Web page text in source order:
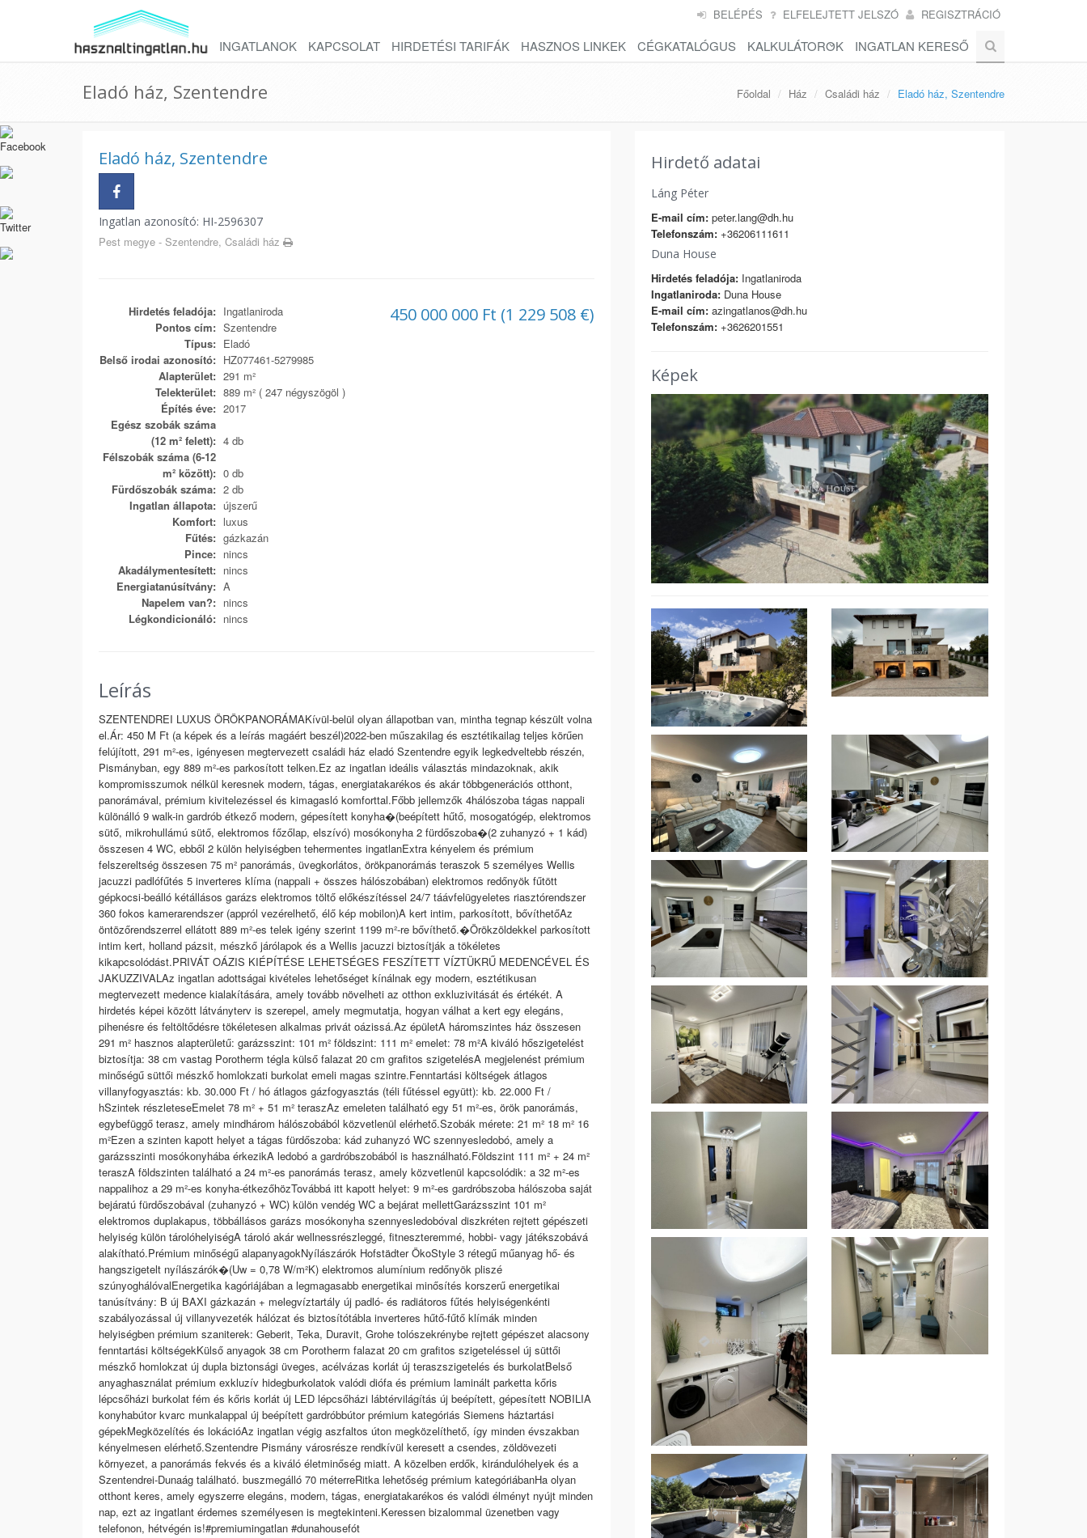
BELÉPÉS ELFELEJTETT JELSZÓ REGISZTRÁCIÓ
INGATLANOK KAPCSOLAT HIRDETÉSI TARIFÁK HASZNOS LINKEK CÉGKATALÓGUS KALKULÁTOROK INGATLAN KERESŐ
Eladó ház, Szentendre Főoldal Ház Családi ház Eladó ház, Szentendre
Eladó ház, Szentendre
Ingatlan azonosító: HI-2596307
Pest megye - Szentendre, Családi ház
450 000 000 Ft (1 229 508 €)
Hirdetés feladója: Ingatlaniroda
Pontos cím: Szentendre
Típus: Eladó
Belső irodai azonosító: HZ077461-5279985
Alapterület: 291 m²
Telekterület: 889 m² ( 247 négyszögöl )
Építés éve: 2017
Egész szobák száma
(12 m² felett): 4 db
Félszobák száma (6-12
m² között): 0 db
Fürdőszobák száma: 2 db
Ingatlan állapota: újszerű
Komfort: luxus
Fűtés: gázkazán
Pince: nincs
Akadálymentesített: nincs
Energiatanúsítvány: A
Napelem van?: nincs
Légkondicionáló: nincs
Leírás
SZENTENDREI LUXUS ÖRÖKPANORÁMAKívül-belül olyan állapotban van, mintha tegnap készült volna
el.Ár: 450 M Ft (a képek és a leírás magáért beszél)2022-ben műszakilag és esztétikailag teljes körűen
felújított, 291 m²-es, igényesen megtervezett családi ház eladó Szentendre egyik legkedveltebb részén,
Pismányban, egy 889 m²-es parkosított telken.Ez az ingatlan ideális választás mindazoknak, akik
kompromisszumok nélkül keresnek modern, tágas, energiatakarékos és akár többgenerációs otthont,
panorámával, prémium kivitelezéssel és kimagasló komforttal.Főbb jellemzők 4hálószoba tágas nappali
különálló 9 walk-in gardrób étkező modern, gépesített konyha�(beépített hűtő, mosogatógép, elektromos
sütő, mikrohullámú sütő, elektromos főzőlap, elszívó) mosókonyha 2 fürdőszoba�(2 zuhanyzó + 1 kád)
összesen 4 WC, ebből 2 külön helyiségben tehermentes ingatlanExtra kényelem és prémium
felszereltség összesen 75 m² panorámás, üvegkorlátos, örökpanorámás teraszok 5 személyes Wellis
jacuzzi padlófűtés 5 inverteres klíma (nappali + összes hálószobában) elektromos redőnyök fűtött
gépkocsi-beálló kétállásos garázs elektromos töltő előkészítéssel 24/7 táávfelügyeletes riasztórendszer
360 fokos kamerarendszer (appról vezérelhető, élő kép mobilon)A kert intim, parkosított, bővíthetőAz
öntözőrendszerrel ellátott 889 m²-es telek igény szerint 1199 m²-re bővíthető.�Örökzöldekkel parkosított
intim kert, holland pázsit, mészkő járólapok és a Wellis jacuzzi biztosítják a tökéletes
kikapcsolódást.PRIVÁT OÁZIS KIÉPÍTÉSE LEHETSÉGES FESZÍTETT VÍZTÜKRŰ MEDENCÉVEL ÉS
JAKUZZIVALAz ingatlan adottságai kivételes lehetőséget kínálnak egy modern, esztétikusan
megtervezett medence kialakítására, amely tovább növelheti az otthon exkluzivitását és értékét. A
hirdetés képei között látványterv is szerepel, amely megmutatja, hogyan válhat a kert egy elegáns,
pihenésre és feltöltődésre tökéletesen alkalmas privát oázissá.Az épületA háromszintes ház összesen
291 m² hasznos alapterületű: garázsszint: 101 m² földszint: 111 m² emelet: 78 m²A kiváló hőszigetelést
biztosítja: 38 cm vastag Porotherm tégla külső falazat 20 cm grafitos szigetelésA megjelenést prémium
minőségű süttői mészkő homlokzati burkolat emeli magas szintre.Fenntartási költségek átlagos
villanyfogyasztás: kb. 30.000 Ft / hó átlagos gázfogyasztás (téli fűtéssel együtt): kb. 22.000 Ft /
hSzintek részleteseEmelet 78 m² + 51 m² teraszAz emeleten található egy 51 m²-es, örök panorámás,
egybefüggő terasz, amely mindhárom hálószobából közvetlenül elérhető.Szobák mérete: 21 m² 18 m² 16
m²Ezen a szinten kapott helyet a tágas fürdőszoba: kád zuhanyzó WC szennyesledobó, amely a
garázsszinti mosókonyhába érkezikA ledobó a gardróbszobából is használható.Földszint 111 m² + 24 m²
teraszA földszinten található a 24 m²-es panorámás terasz, amely közvetlenül kapcsolódik: a 32 m²-es
nappalihoz a 29 m²-es konyha-étkezőhözTovábbá itt kapott helyet: 9 m²-es gardróbszoba hálószoba saját
bejáratú fürdőszobával (zuhanyzó + WC) külön vendég WC a bejárat mellettGarázsszint 101 m²
elektromos duplakapus, többállásos garázs mosókonyha szennyesledobóval diszkréten rejtett gépészeti
helyiség külön tárolóhelyiségA tároló akár wellnessrészleggé, fitneszteremmé, hobbi- vagy játékszobává
alakítható.Prémium minőségű alapanyagokNyílászárók Hofstädter ÖkoStyle 3 rétegű műanyag hő- és
hangszigetelt nyílászárók�(Uw = 0,78 W/m²K) elektromos alumínium redőnyök pliszé
szúnyoghálóvalEnergetika kagóriájában a legmagasabb energetikai minősítés korszerű energetikai
tanúsítvány: B új BAXI gázkazán + melegvíztartály új padló- és radiátoros fűtés helyiségenkénti
szabályozással új villanyvezeték hálózat és biztosítótábla inverteres hűtő-fűtő klímák minden
helyiségben prémium szaniterek: Geberit, Teka, Duravit, Grohe tolószekrénybe rejtett gépészet alacsony
fenntartási költségekKülső anyagok 38 cm Porotherm falazat 20 cm grafitos szigeteléssel új süttői
mészkő homlokzat új dupla biztonsági üveges, acélvázas korlát új teraszszigetelés és burkolatBelső
anyaghasználat prémium exkluzív hidegburkolatok valódi diófa és prémium laminált parketta kőris
lépcsőházi burkolat fém és kőris korlát új LED lépcsőházi lábtérvilágítás új beépített, gépesített NOBILIA
konyhabútor kvarc munkalappal új beépített gardróbbútor prémium kategóriás Siemens háztartási
gépekMegközelítés és lokációAz ingatlan végig aszfaltos úton megközelíthető, így minden évszakban
kényelmesen elérhető.Szentendre Pismány városrésze rendkívül keresett a csendes, zöldövezeti
környezet, a panorámás fekvés és a kiváló életminőség miatt. A közelben erdők, kirándulóhelyek és a
Szentendrei-Dunaág található. buszmegálló 70 méterreRitka lehetőség prémium kategóriábanHa olyan
otthont keres, amely egyszerre elegáns, modern, tágas, energiatakarékos és valódi élményt nyújt minden
nap, ezt az ingatlant érdemes személyesen is megtekinteni.Keressen bizalommal üzenetben vagy
telefonon, hétvégén is!#premiumingatlan #dunahousefót
Hirdető adatai
Láng Péter
E-mail cím:peter.lang@dh.hu
Telefonszám:+36206111611
Duna House
Hirdetés feladója:Ingatlaniroda
Ingatlaniroda:Duna House
E-mail cím:azingatlanos@dh.hu
Telefonszám:+3626201551
Képek